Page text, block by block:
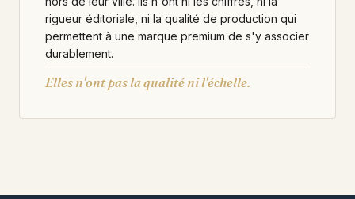
rigueur éditoriale, ni la qualité de production qui
permettent à une marque premium de s'y associer
durablement.
Elles n'ont pas la qualité ni l'échelle.